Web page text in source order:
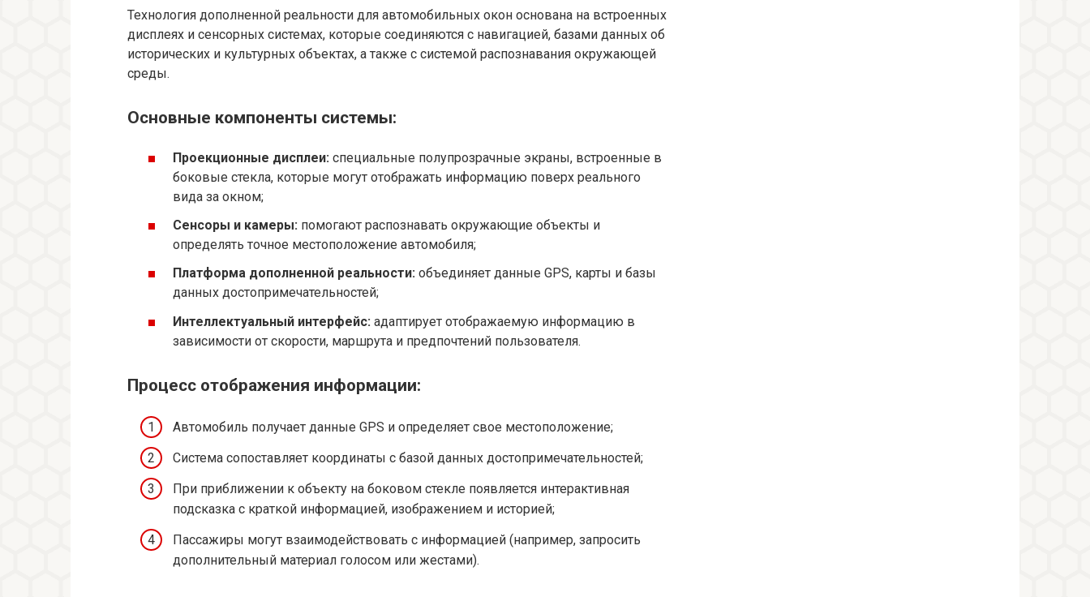
Технология дополненной реальности для автомобильных окон основана на встроенных
дисплеях и сенсорных системах, которые соединяются с навигацией, базами данных об
исторических и культурных объектах, а также с системой распознавания окружающей
среды.
Основные компоненты системы:
Проекционные дисплеи: специальные полупрозрачные экраны, встроенные в
боковые стекла, которые могут отображать информацию поверх реального
вида за окном;
Сенсоры и камеры: помогают распознавать окружающие объекты и
определять точное местоположение автомобиля;
Платформа дополненной реальности: объединяет данные GPS, карты и базы
данных достопримечательностей;
Интеллектуальный интерфейс: адаптирует отображаемую информацию в
зависимости от скорости, маршрута и предпочтений пользователя.
Процесс отображения информации:
Автомобиль получает данные GPS и определяет свое местоположение;
Система сопоставляет координаты с базой данных достопримечательностей;
При приближении к объекту на боковом стекле появляется интерактивная
подсказка с краткой информацией, изображением и историей;
Пассажиры могут взаимодействовать с информацией (например, запросить
дополнительный материал голосом или жестами).